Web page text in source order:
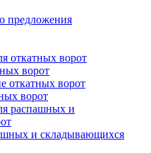
предложения
откатных ворот
ворот
откатных ворот
ворот
распашных и
и складывающихся